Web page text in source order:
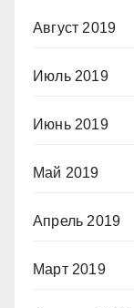
Август 2019
Июль 2019
Июнь 2019
Май 2019
Апрель 2019
Март 2019